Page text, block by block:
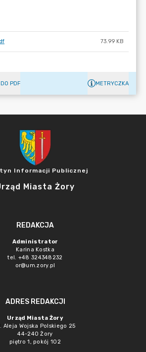
73.99 KB
PDF METRYCZKA
Informacji Publicznej
Miasta Żory
REDAKCJA
Administrator
Karina Kostka
tel. +48 324348232
or@um.zory.pl
ADRES REDAKCJI
Urząd Miasta Żory
Aleja Wojska Polskiego 25
44-240 Żory
piętro 1, pokój 102